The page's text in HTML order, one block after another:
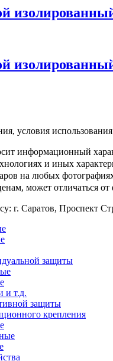
условия
информационный
и иных
на любых
может отличаться от
г. Саратов, Проспект
защиты
и т.д.
защиты
крепления